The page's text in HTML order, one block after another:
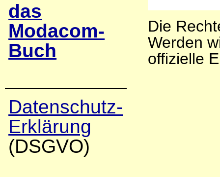
das
Modacom-
Buch
Datenschutz-
Erklärung
(DSGVO)
Die
Werden
offizielle